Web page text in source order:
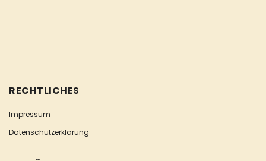
RECHTLICHES
Impressum
Datenschutzerklärung